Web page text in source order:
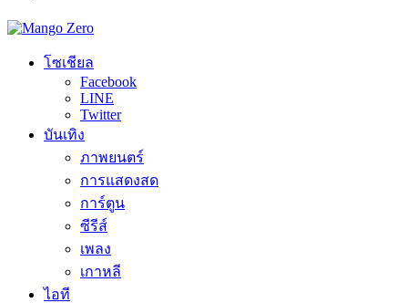
โซเชียล
Facebook
LINE
Twitter
บันเทิง
ภาพยนตร์
การแสดงสด
การ์ตูน
ซีรีส์
เพลง
เกาหลี
ไอที